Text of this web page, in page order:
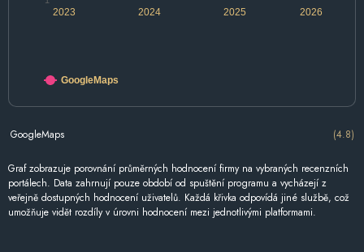
2024 2026
2023 2025
GoogleMaps
GoogleMaps (4.8)
Graf zobrazuje porovnání průměrných hodnocení firmy na vybraných recenzních
portálech. Data zahrnují pouze období od spuštění programu a vycházejí z
veřejně dostupných hodnocení uživatelů. Každá křivka odpovídá jiné službě, což
umožňuje vidět rozdíly v úrovni hodnocení mezi jednotlivými platformami.